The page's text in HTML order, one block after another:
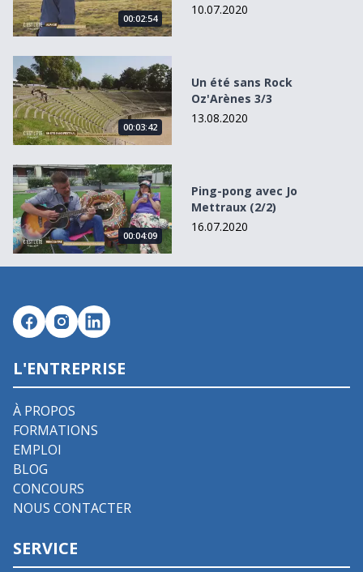
00:02:54
10.07.2020
Un été sans Rock Oz&#039;Arènes 3/3
00:03:42
Un été sans Rock
Oz'Arènes 3/3
13.08.2020
Ping-pong avec Jo Mettraux (2/2)
00:04:09
Ping-pong avec Jo
Mettraux (2/2)
16.07.2020
L'ENTREPRISE
À PROPOS
FORMATIONS
EMPLOI
BLOG
CONCOURS
NOUS CONTACTER
SERVICE